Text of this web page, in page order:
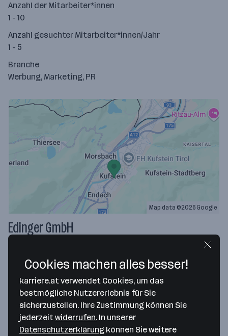
Anzahl der Mitarbeiter*innen
1 - 10
Anzahl gesuchter Mitarbeiter*innen/Jahr
1 - 5
Branche
Werbung, Marketing, PR
Map data ©2026 Google
Edinger GmbH
6330 Kufstein
— Route berechnen
Webseite
Ansprechperson
Cookies machen alles besser!
karriere.at verwendet Cookies, um das
bestmögliche Nutzererlebnis für Sie
sicherzustellen. Ihre Zustimmung können Sie
jederzeit widerrufen. In unserer
Datenschutzerklärung können Sie weitere